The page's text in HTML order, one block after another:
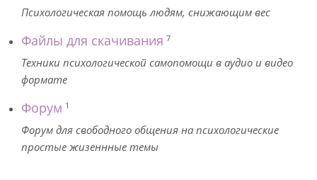
Психологическая помощь людям, снижающим вес
Файлы для скачивания 7
Техники психологической самопомощи в аудио и видео
формате
Форум 1
Форум для свободного общения на психологические
простые жизеннные темы